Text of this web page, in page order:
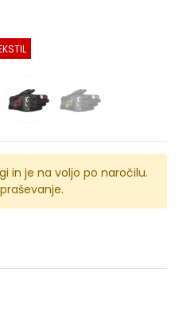
in je na voljo po naročilu.